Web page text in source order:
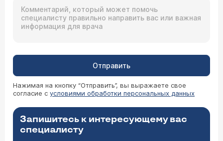
Отправить
Нажимая на кнопку “Отправить”, вы выражаете свое
согласие с условиями обработки персональных данных
Запишитесь к интересующему вас
специалисту